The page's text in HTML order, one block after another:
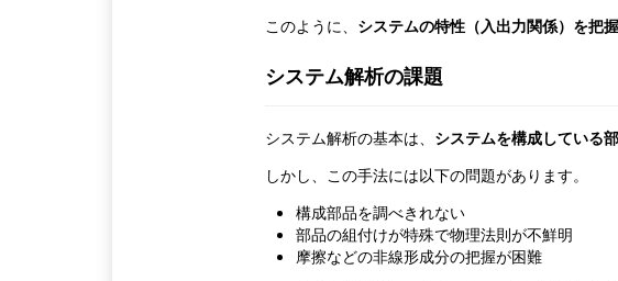
このように、 システムの特性（入出力関係）を把
システム解析の課題
システム解析の基本は、 システムを構成している
しかし、この手法には以下の問題があります。
構成部品を調べきれない
部品の組付けが特殊で物理法則が不鮮明
摩擦などの非線形成分の把握が困難